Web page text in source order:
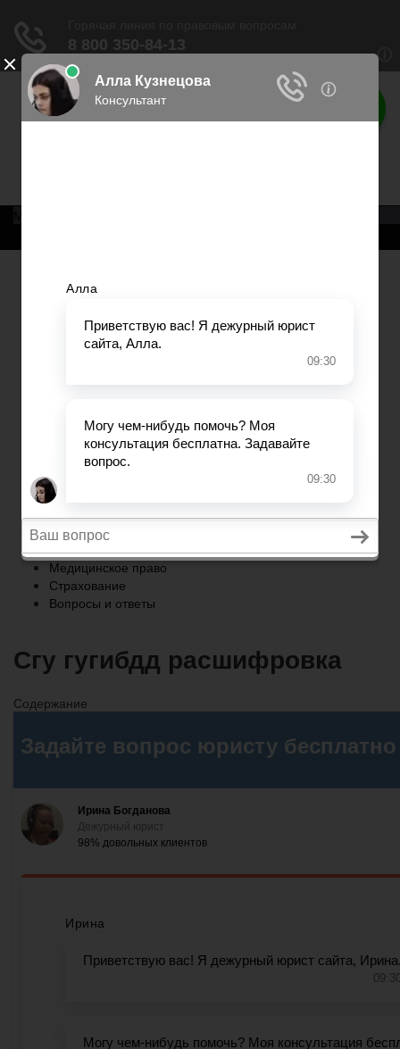
Права россиян
Военное право
Трудовое право
Страхование
Вопросы и ответы
Главная
Военное право
Трудовое право
Медицинское право
Страхование
Вопросы и ответы
Сгу гугибдд расшифровка
Содержание